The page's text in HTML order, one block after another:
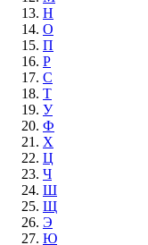
Н
О
П
Р
С
Т
У
Ф
Х
Ц
Ч
Ш
Щ
Э
Ю